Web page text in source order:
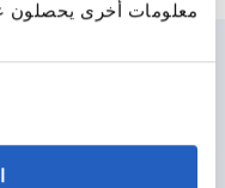
معلومات أخرى يحصلون